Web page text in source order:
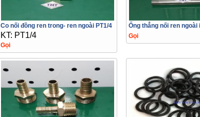
Co nối đồng ren trong- ren ngoài PT1/4
KT: PT1/4
Gọi
Ống thẳng nối ren ngoài
Gọi